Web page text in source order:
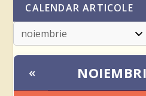
CALENDAR ARTICOLE
«